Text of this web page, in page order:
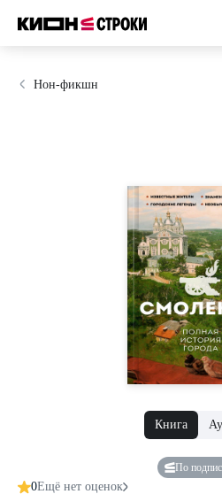
Нон-фикшн
Книга
По
0Ещё нет оценок